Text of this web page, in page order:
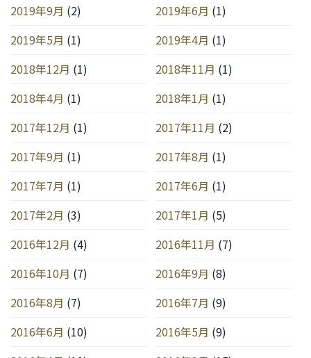
2019年9月 (2) 2019年6月 (1)
2019年5月 (1) 2019年4月 (1)
2018年12月 (1) 2018年11月 (1)
2018年4月 (1) 2018年1月 (1)
2017年12月 (1) 2017年11月 (2)
2017年9月 (1) 2017年8月 (1)
2017年7月 (1) 2017年6月 (1)
2017年2月 (3) 2017年1月 (5)
2016年12月 (4) 2016年11月 (7)
2016年10月 (7) 2016年9月 (8)
2016年8月 (7) 2016年7月 (9)
2016年6月 (10) 2016年5月 (9)